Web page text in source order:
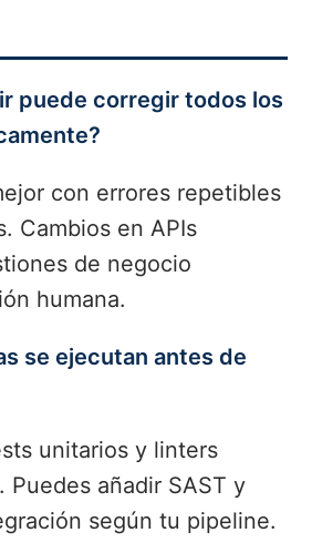
puede corregir todos los
con errores repetibles
Cambios en APIs
de negocio
humana.
se ejecutan antes de
unitarios y linters
Puedes añadir SAST y
según tu pipeline.